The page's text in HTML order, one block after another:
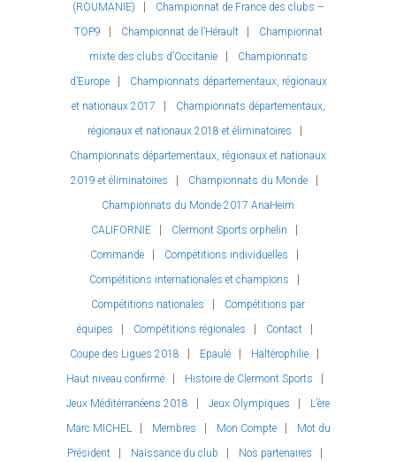
(ROUMANIE)
Championnat de France des clubs –
TOP9
Championnat de l’Hérault
Championnat
mixte des clubs d’Occitanie
Championnats
d’Europe
Championnats départementaux, régionaux
et nationaux 2017
Championnats départementaux,
régionaux et nationaux 2018 et éliminatoires
Championnats départementaux, régionaux et nationaux
2019 et éliminatoires
Championnats du Monde
Championnats du Monde 2017 AnaHeim
CALIFORNIE
Clermont Sports orphelin
Commande
Compétitions individuelles
Compétitions internationales et champions
Compétitions nationales
Compétitions par
équipes
Compétitions régionales
Contact
Coupe des Ligues 2018
Epaulé
Haltérophilie
Haut niveau confirmé
Histoire de Clermont Sports
Jeux Méditérranéens 2018
Jeux Olympiques
L’ère
Marc MICHEL
Membres Mon Compte
Mot du
Président
Naissance du club Nos partenaires